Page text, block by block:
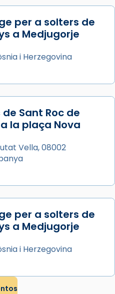
de sant Cugat, a
sorgeix la tradició
a Júlia”) i
a Semprònia =
I l’any 1667, el
afirma en una obra
de l’antiga Iluro.
les relíq
per a solters de
a Medjugorje
i Herzegovina
Sant Roc de
la plaça Nova
Vella, 08002
per a solters de
a Medjugorje
i Herzegovina